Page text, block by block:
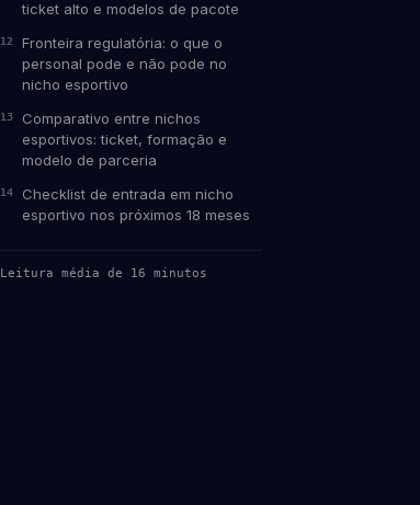
ticket alto e modelos de pacote
Fronteira regulatória: o que o
personal pode e não pode no
nicho esportivo
Comparativo entre nichos
esportivos: ticket, formação e
modelo de parceria
Checklist de entrada em nicho
esportivo nos próximos 18 meses
Leitura média de 16 minutos